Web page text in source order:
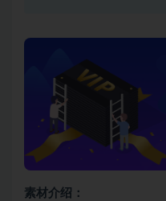
素材介绍：